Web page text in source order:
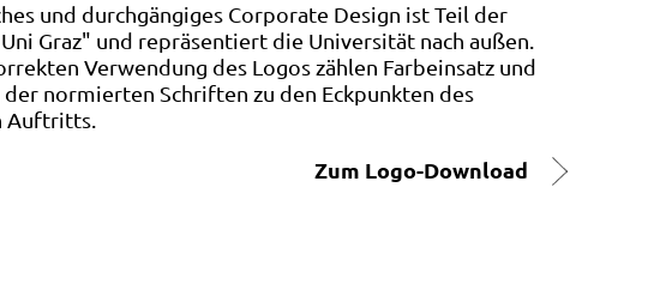
und durchgängiges Corporate Design ist Teil der
Graz" und repräsentiert die Universität nach außen.
Verwendung des Logos zählen Farbeinsatz und
normierten Schriften zu den Eckpunkten des
Auftritts.
Zum Logo-Download